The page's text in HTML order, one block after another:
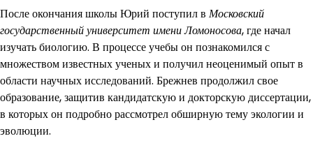
После окончания школы Юрий поступил в Московский
государственный университет имени Ломоносова, где начал
изучать биологию. В процессе учебы он познакомился с
множеством известных ученых и получил неоценимый опыт в
области научных исследований. Брежнев продолжил свое
образование, защитив кандидатскую и докторскую диссертации,
в которых он подробно рассмотрел обширную тему экологии и
эволюции.